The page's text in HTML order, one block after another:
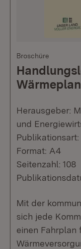
Broschüre
Herausgeber:
und
Format: A4
Seitenzahl: 108
Mit der
sich jede
einen Fahrplan